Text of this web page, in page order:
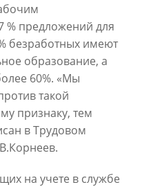
% предложений для
безработных имеют
образование, а
60%. «Мы
такой
признаку, тем
в Трудовом
на учете в службе